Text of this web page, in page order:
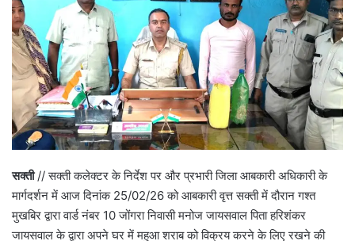
सक्ती// सक्ती कलेक्टर के निर्देश पर और प्रभारी जिला आबकारी अधिकारी के
मार्गदर्शन में आज दिनांक 25/02/26 को आबकारी वृत्त सक्ती में दौरान गश्त
मुखबिर द्वारा वार्ड नंबर 10 जोंगरा निवासी मनोज जायसवाल पिता हरिशंकर
जायसवाल के द्वारा अपने घर में महुआ शराब को विक्रय करने के लिए रखने की